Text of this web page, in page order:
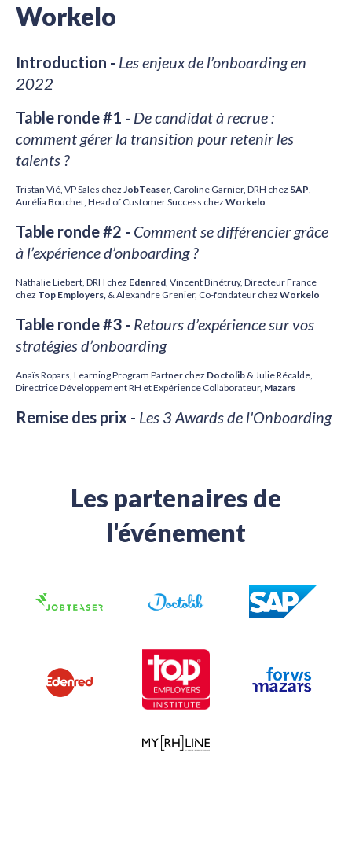
Workelo
Introduction - Les enjeux de l’onboarding en
2022
Table ronde #1 - De candidat à recrue :
comment gérer la transition pour retenir les
talents ?
Tristan Vié, VP Sales chez JobTeaser , Caroline Garnier, DRH chez SAP
Aurélia Bouchet, Head of Customer Success chez Workelo
Table ronde #2 - Comment se différencier grâce
à l’expérience d’onboarding ?
Nathalie Liebert, DRH chez Edenred , Vincent Binétruy, Directeur France
chez Top Employers, & Alexandre Grenier, Co-fondateur chez Workelo
Table ronde #3 - Retours d’expérience sur vos
stratégies d’onboarding
Anaïs Ropars, Learning Program Partner chez Doctolib & Julie Récalde,
Directrice Développement RH et Expérience Collaborateur, Mazars
Remise des prix - Les 3 Awards de l'Onboarding
Les partenaires de
l'événement